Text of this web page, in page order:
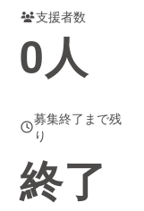
Creation
支援者数
0人
募集終了まで残
り
終了